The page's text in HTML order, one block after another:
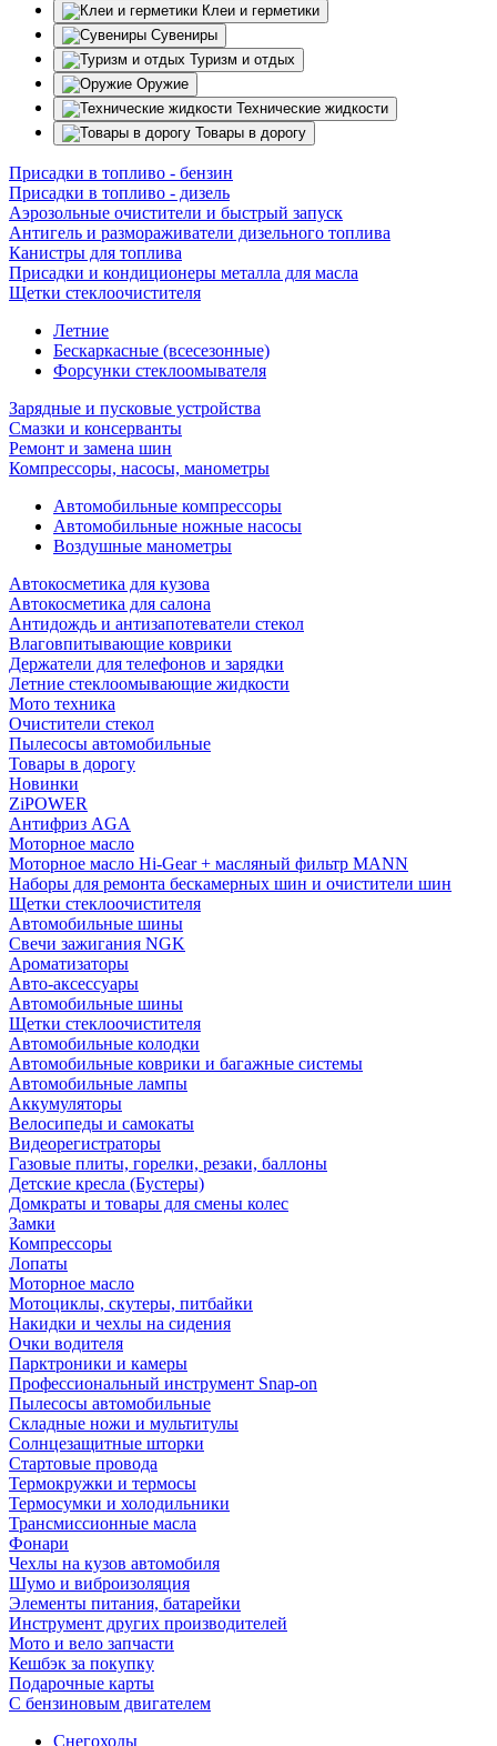
Клеи и герметики
Сувениры
Туризм и отдых
Оружие
Технические жидкости
Товары в дорогу
Присадки в топливо - бензин
Присадки в топливо - дизель
Аэрозольные очистители и быстрый запуск
Антигель и размораживатели дизельного топлива
Канистры для топлива
Присадки и кондиционеры металла для масла
Щетки стеклоочистителя
Летние
Бескаркасные (всесезонные)
Форсунки стеклоомывателя
Зарядные и пусковые устройства
Смазки и консерванты
Ремонт и замена шин
Компрессоры, насосы, манометры
Автомобильные компрессоры
Автомобильные ножные насосы
Воздушные манометры
Автокосметика для кузова
Автокосметика для салона
Антидождь и антизапотеватели стекол
Влаговпитывающие коврики
Держатели для телефонов и зарядки
Летние стеклоомывающие жидкости
Мото техника
Очистители стекол
Пылесосы автомобильные
Товары в дорогу
Новинки
ZiPOWER
Антифриз AGA
Моторное масло
Моторное масло Hi-Gear + масляный фильтр MANN
Наборы для ремонта бескамерных шин и очистители шин
Щетки стеклоочистителя
Автомобильные шины
Свечи зажигания NGK
Ароматизаторы
Авто-аксессуары
Автомобильные шины
Щетки стеклоочистителя
Автомобильные колодки
Автомобильные коврики и багажные системы
Автомобильные лампы
Аккумуляторы
Велосипеды и самокаты
Видеорегистраторы
Газовые плиты, горелки, резаки, баллоны
Детские кресла (Бустеры)
Домкраты и товары для смены колес
Замки
Компрессоры
Лопаты
Моторное масло
Мотоциклы, скутеры, питбайки
Накидки и чехлы на сидения
Очки водителя
Парктроники и камеры
Профессиональный инструмент Snap-on
Пылесосы автомобильные
Складные ножи и мультитулы
Солнцезащитные шторки
Стартовые провода
Термокружки и термосы
Термосумки и холодильники
Трансмиссионные масла
Фонари
Чехлы на кузов автомобиля
Шумо и виброизоляция
Элементы питания, батарейки
Инструмент других производителей
Мото и вело запчасти
Кешбэк за покупку
Подарочные карты
С бензиновым двигателем
Снегоходы